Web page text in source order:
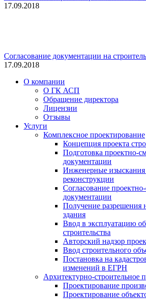
17.09.2018
Согласование документации на
17.09.2018
О компании
О ГК АСП
Обращение директора
Лицензии
Отзывы
Услуги
Комплексное проектирование
Концепция проекта
Подготовка проектно-
документации
Инженерные изыскания
реконструкции
Согласование
документации
Получение разрешения
здания
Ввод в эксплуатацию
строительства
Авторский надзор
Ввод строительного
Постановка на
изменений в ЕГРН
Архитектурно-строительное
Проектирование
Проектирование